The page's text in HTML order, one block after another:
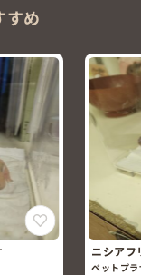
すめ
ニシア
ペットプ